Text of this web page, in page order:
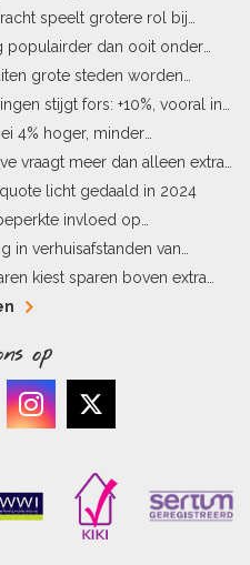
speelt grotere rol bij
populairder dan ooit onder
grote steden worden
stijgt fors: +10%, vooral in
4% hoger, minder
vraagt meer dan alleen extra
licht gedaald in 2024
invloed op
in verhuisafstanden van
kiest sparen boven extra
op